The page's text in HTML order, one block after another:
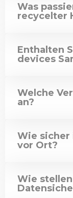
Was
recycelter
Enthalten
devices
Welche
an?
Wie
vor Ort?
Wie